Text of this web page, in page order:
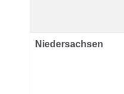
Niedersachsen